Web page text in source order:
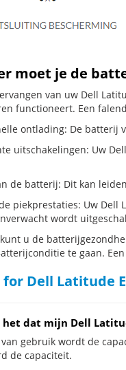
moet je de
van uw Dell
functioneert. Een
ontlading: De batterij
uitschakelingen: Uw
de batterij: Dit kan
piekprestaties: Uw Dell
wordt
u de
te gaan.
Dell Latitude
het dat mijn Dell
gebruik wordt de
de capaciteit.